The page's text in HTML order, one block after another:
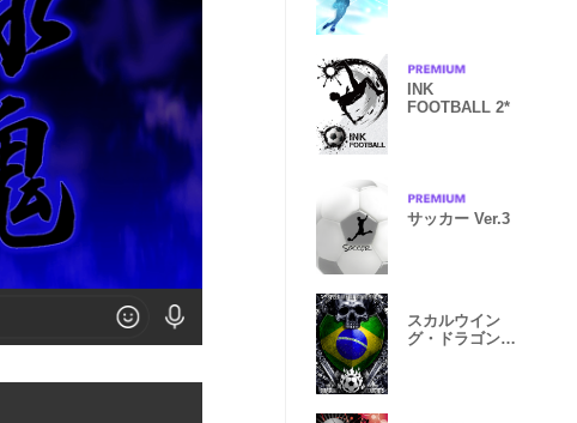
INK
FOOTBALL 2*
サッカー Ver.3
スカルウイン
グ・ドラゴンサ